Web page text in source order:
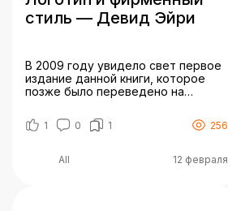
стиль — Девид Эйри
В 2009 году увидело свет первое
издание данной книги, которое
позже было переведено на
годы произошло множество
изменений, и теперь
обновленная, цветная версия
знаменитой книги «Логотип и
1 0 1 256
All 12 февраля